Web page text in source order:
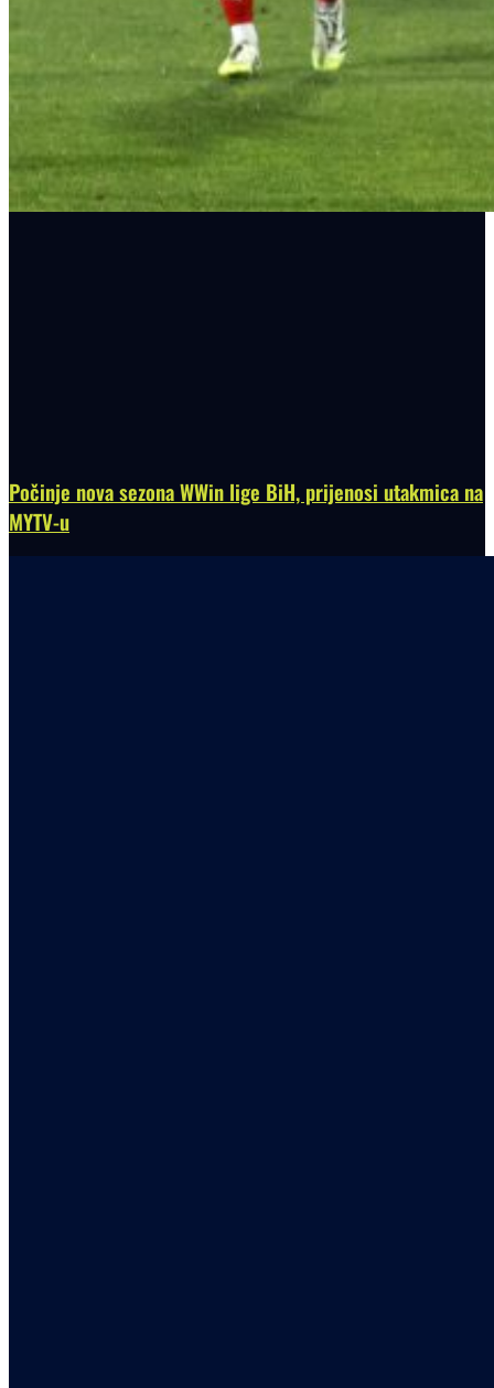
Počinje nova sezona WWin lige BiH, prijenosi utakmica na
MYTV-u